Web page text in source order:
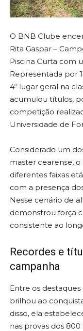
O BNB Clube
Rita Gaspar –
Piscina Curta com
Representada por
4º lugar geral na
acumulou títulos,
competição
Universidade de
Considerado um
master cearense,
diferentes faixas
com a presença
Nesse cenário de
demonstrou força
consistente ao
Recordes e
campanha
Entre os
brilhou ao
disso, ela
nas provas dos